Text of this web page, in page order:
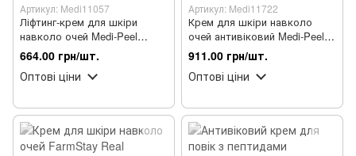
Артикул: Medi11057
Ліфтинг-крем для шкіри
навколо очей Medi-Peel
Peptide Bor-Tox Eye Cream з
пептидним комплексом 40 мл
664.00 грн/шт.
Оптові ціни
Артикул: Medi11722
Крем для шкіри навколо
очей антивіковий Medi-Peel
Phyto Exosome Phyto
Exosome PDRN Lifting Shot
Eye Cream 40мл
911.00 грн/шт.
Оптові ціни